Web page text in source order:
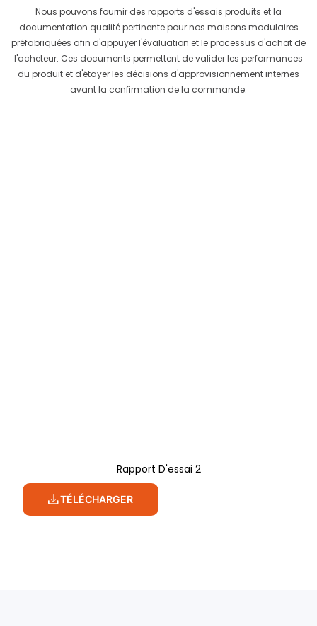
Nous pouvons fournir des rapports d'essais produits et la
documentation qualité pertinente pour nos maisons modulaires
préfabriquées afin d'appuyer l'évaluation et le processus d'achat de
l'acheteur. Ces documents permettent de valider les performances
du produit et d'étayer les décisions d'approvisionnement internes
avant la confirmation de la commande.
Rapport D'essai 2
TÉLÉCHARGER